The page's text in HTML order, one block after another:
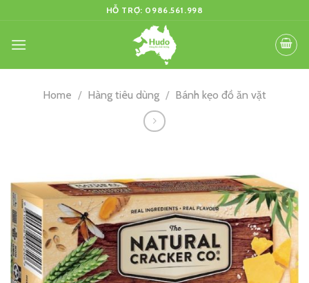
content
HỖ TRỢ: 0986.561.998
Home / Hàng tiêu dùng / Bánh kẹo đồ ăn vặt